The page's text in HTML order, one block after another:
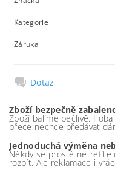
Kategorie
Záruka
Dotaz
Zboží bezpečně
Zboží balíme pečlivě. I
přece nechce předávat
Jednoduchá výměna
Někdy se prostě netrefíte
rozbít. Ale reklamace i